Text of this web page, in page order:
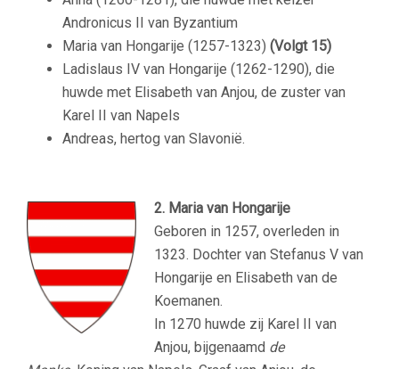
Andronicus II van Byzantium
Maria van Hongarije (1257-1323) (Volgt 15)
Ladislaus IV van Hongarije (1262-1290), die
huwde met Elisabeth van Anjou, de zuster van
Karel II van Napels
Andreas, hertog van Slavonië.
2. Maria van Hongarije
Geboren in 1257, overleden in
1323. Dochter van Stefanus V van
Hongarije en Elisabeth van de
Koemanen.
In 1270 huwde zij Karel II van
Anjou, bijgenaamd de